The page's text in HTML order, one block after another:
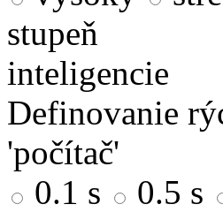
stupeň
inteligencie
Definovanie
'počítač'
0.1 s
0.5 s